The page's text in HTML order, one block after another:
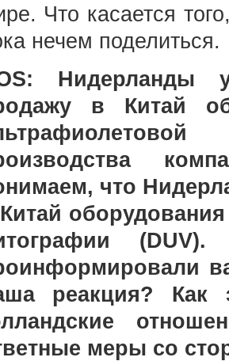
Что касается
нечем поделиться.
Нидерланды
в Китай
что
реакция? Как
меры со